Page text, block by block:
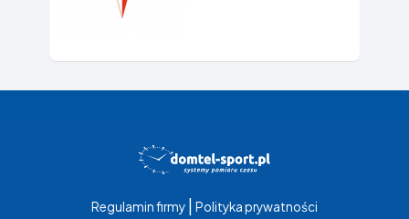
Regulamin firmy | Polityka prywatności